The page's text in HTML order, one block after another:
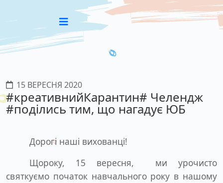
15 ВЕРЕСНЯ 2020
#креативнийКарантин# Челендж
#поділись тим, що нагадує ЮБ
Дорогі наші вихованці!
Щороку, 15 вересня, ми урочисто
святкуємо початок навчального року в нашому